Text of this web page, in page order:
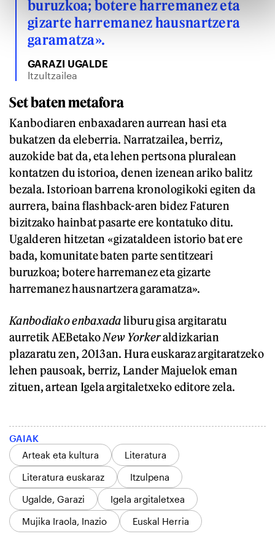
buruzkoa; botere harremanez eta
gizarte harremanez hausnartzera
garamatza».
GARAZI UGALDE
Itzultzailea
Set baten metafora
Kanbodiaren enbaxadaren aurrean hasi eta
bukatzen da eleberria. Narratzailea, berriz,
auzokide bat da, eta lehen pertsona pluralean
kontatzen du istorioa, denen izenean ariko balitz
bezala. Istorioan barrena kronologikoki egiten da
aurrera, baina flashback-aren bidez Faturen
bizitzako hainbat pasarte ere kontatuko ditu.
Ugalderen hitzetan «gizataldeen istorio bat ere
bada, komunitate baten parte sentitzeari
buruzkoa; botere harremanez eta gizarte
harremanez hausnartzera garamatza».
Kanbodiako enbaxadaliburu gisa argitaratu
aurretik AEBetakoNew Yorkeraldizkarian
plazaratu zen, 2013an. Hura euskaraz argitaratzeko
lehen pausoak, berriz, Lander Majuelok eman
zituen, artean Igela argitaletxeko editore zela.
GAIAK
Arteak eta kultura
Literatura
Literatura euskaraz
Itzulpena
Ugalde, Garazi
Igela argitaletxea
Mujika Iraola, Inazio
Euskal Herria